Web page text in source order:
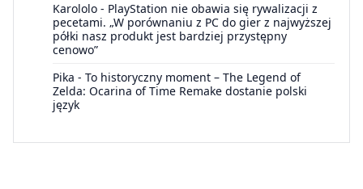
Karololo - PlayStation nie obawia się rywalizacji z
pecetami. „W porównaniu z PC do gier z najwyższej
półki nasz produkt jest bardziej przystępny
cenowo”
Pika - To historyczny moment – The Legend of
Zelda: Ocarina of Time Remake dostanie polski
język